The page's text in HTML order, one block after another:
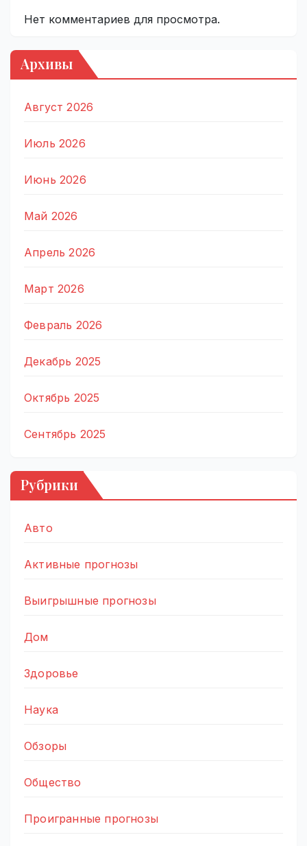
Нет комментариев для просмотра.
Архивы
Август 2026
Июль 2026
Июнь 2026
Май 2026
Апрель 2026
Март 2026
Февраль 2026
Декабрь 2025
Октябрь 2025
Сентябрь 2025
Рубрики
Авто
Активные прогнозы
Выигрышные прогнозы
Дом
Здоровье
Наука
Обзоры
Общество
Проигранные прогнозы